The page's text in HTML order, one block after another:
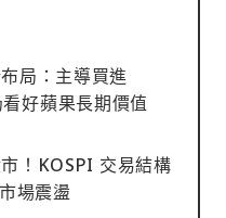
局：主導買進
好蘋果長期價值
！KOSPI 交易結構
場震盪